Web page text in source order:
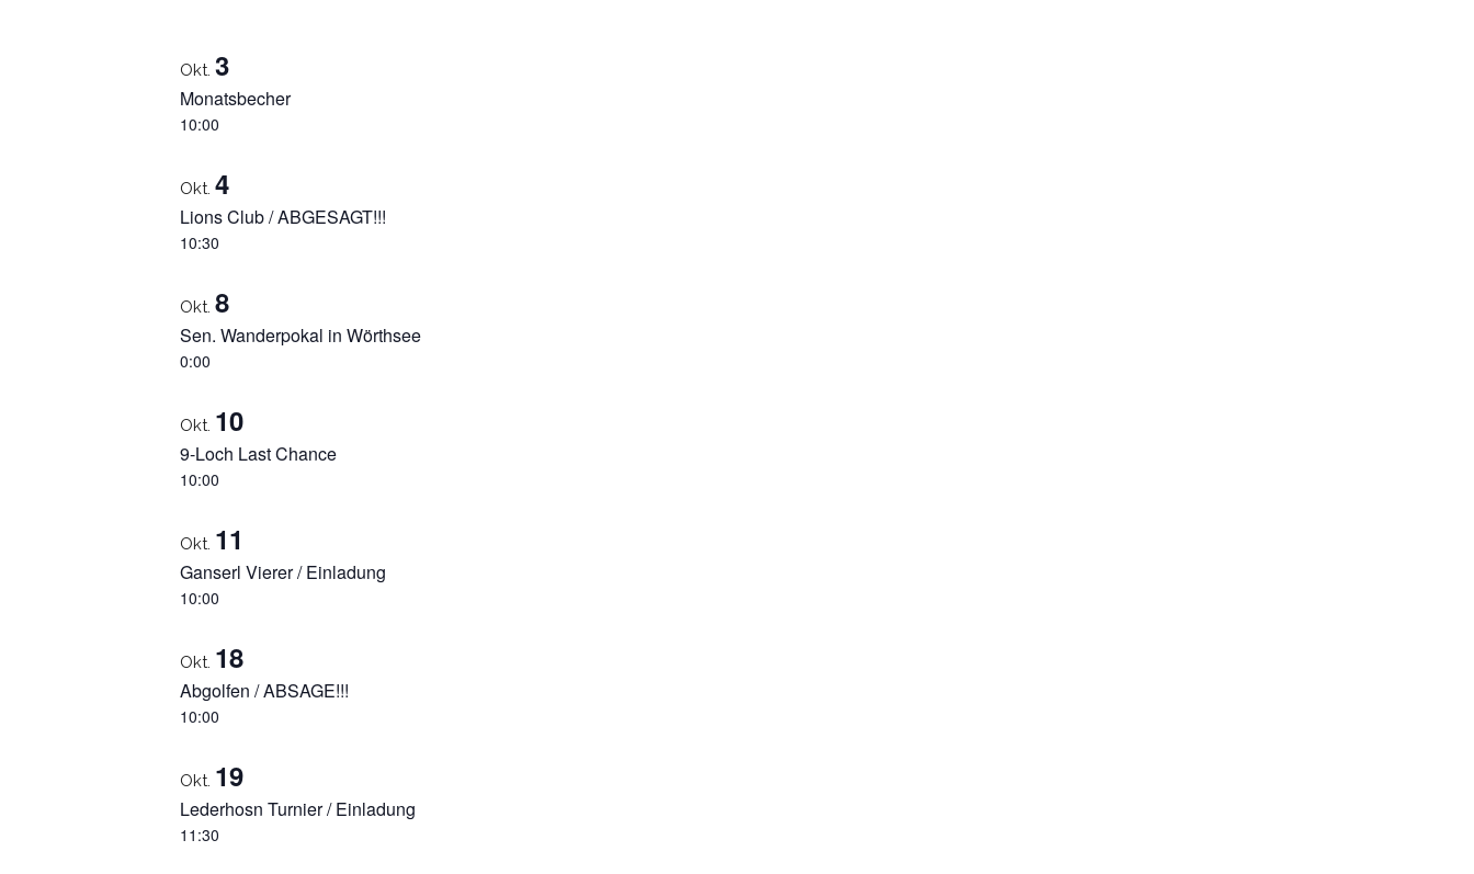
OF
VERANSTALTUNGEN
IN
PHOTO
Okt. 3
Monatsbecher
10:00
Okt. 4
Lions Club / ABGESAGT!!!
10:30
Okt. 8
Sen. Wanderpokal in Wörthsee
0:00
Okt. 10
9-Loch Last Chance
10:00
Okt. 11
Ganserl Vierer / Einladung
10:00
Okt. 18
Abgolfen / ABSAGE!!!
10:00
Okt. 19
Lederhosn Turnier / Einladung
11:30